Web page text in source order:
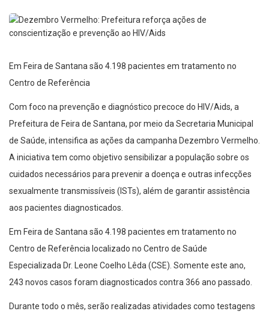
Em Feira de Santana são 4.198 pacientes em tratamento no
Centro de Referência
Com foco na prevenção e diagnóstico precoce do HIV/Aids, a
Prefeitura de Feira de Santana, por meio da Secretaria Municipal
de Saúde, intensifica as ações da campanha Dezembro Vermelho.
A iniciativa tem como objetivo sensibilizar a população sobre os
cuidados necessários para prevenir a doença e outras infecções
sexualmente transmissíveis (ISTs), além de garantir assistência
aos pacientes diagnosticados.
Em Feira de Santana são 4.198 pacientes em tratamento no
Centro de Referência localizado no Centro de Saúde
Especializada Dr. Leone Coelho Lêda (CSE). Somente este ano,
243 novos casos foram diagnosticados contra 366 ano passado.
Durante todo o mês, serão realizadas atividades como testagens